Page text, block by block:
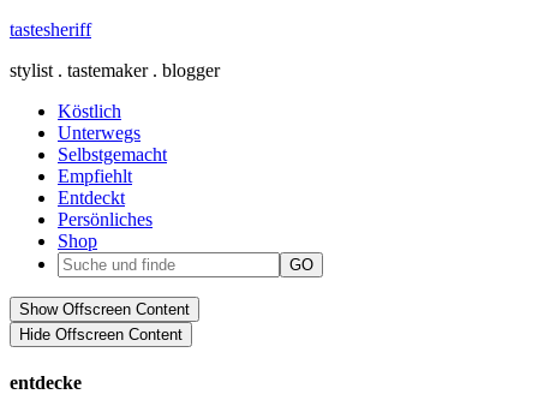
tastesheriff
stylist . tastemaker . blogger
Köstlich
Unterwegs
Selbstgemacht
Empfiehlt
Entdeckt
Persönliches
Shop
Show Offscreen Content
Hide Offscreen Content
entdecke